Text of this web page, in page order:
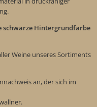
schwarze Hintergrundfarbe
Weine unseres Sortiments
an, der sich im